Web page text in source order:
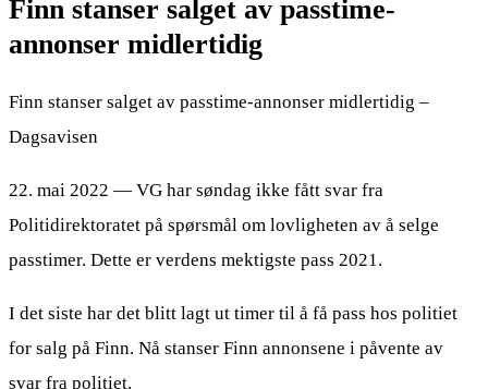
Finn stanser salget av passtime-
annonser midlertidig
Finn stanser salget av passtime-annonser midlertidig –
Dagsavisen
22. mai 2022 — VG har søndag ikke fått svar fra
Politidirektoratet på spørsmål om lovligheten av å selge
passtimer. Dette er verdens mektigste pass 2021.
I det siste har det blitt lagt ut timer til å få pass hos politiet
for salg på Finn. Nå stanser Finn annonsene i påvente av
svar fra politiet.